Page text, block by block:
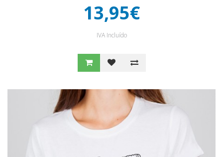
13,95€
IVA Incluído